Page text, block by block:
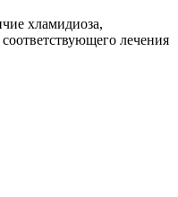
хламидиоза,
лечения